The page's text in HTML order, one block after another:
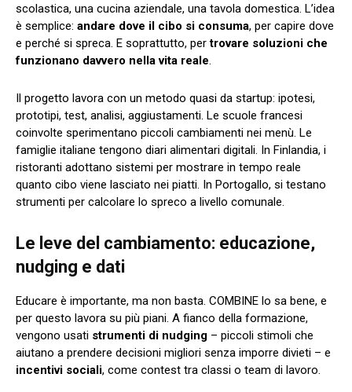
scolastica, una cucina aziendale, una tavola domestica. L’idea
è semplice: andare dove il cibo si consuma, per capire dove
e perché si spreca. E soprattutto, pertrovare soluzioni che
funzionano davvero nella vita reale.
Il progetto lavora con un metodo quasi da startup: ipotesi,
prototipi, test, analisi, aggiustamenti. Le scuole francesi
coinvolte sperimentano piccoli cambiamenti nei menù. Le
famiglie italiane tengono diari alimentari digitali. In Finlandia, i
ristoranti adottano sistemi per mostrare in tempo reale
quanto cibo viene lasciato nei piatti. In Portogallo, si testano
strumenti per calcolare lo spreco a livello comunale.
Le leve del cambiamento: educazione,
nudging e dati
Educare è importante, ma non basta. COMBINE lo sa bene, e
per questo lavora su più piani. A fianco della formazione,
vengono usati strumenti di nudging – piccoli stimoli che
aiutano a prendere decisioni migliori senza imporre divieti – e
incentivi sociali, come contest tra classi o team di lavoro.